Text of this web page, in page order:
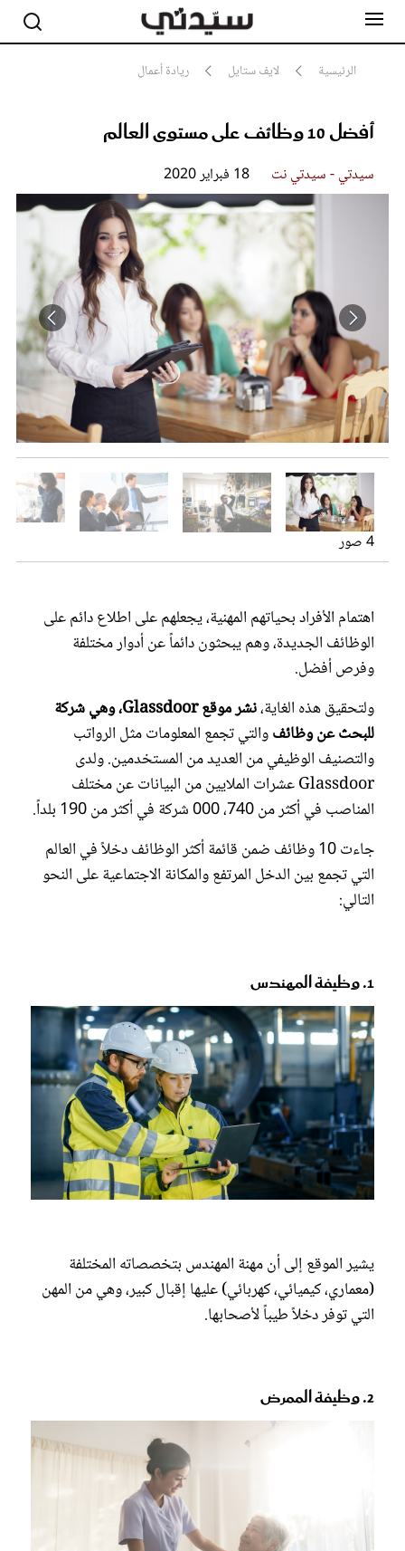
الرئيسية لايف ستايل ريادة أعمال
أفضل 10 وظائف على مستوى العالم
سيدتي - سيدتي نت 18 فبراير 2020
أفضل 10 وظائف على مستوى العالم
أفضل 10 وظائف على مستوى العالم
أفضل 10 وظائف على مستوى العالم
4 صور
اهتمام الأفراد بحياتهم المهنية، يجعلهم على اطلاع دائم على
الوظائف الجديدة، وهم يبحثون دائماً عن أدوار مختلفة
وفرص أفضل.
ولتحقيق هذه الغاية،
نشر موقع Glassdoor، وهي شركة
للبحث عن وظائفوالتي تجمع المعلومات مثل الرواتب
والتصنيف الوظيفي من العديد من المستخدمين. ولدى
Glassdoor عشرات الملايين من البيانات عن مختلف
المناصب في أكثر من 740، 000 شركة في أكثر من 190 بلداً.
جاءت 10 وظائف ضمن قائمة أكثر الوظائف دخلاً في العالم
التي تجمع بين الدخل المرتفع والمكانة الاجتماعية على النحو
التالي:
1. وظيفة المهندس
يشير الموقع إلى أن مهنة المهندس بتخصصاته المختلفة
(معماري، كيميائي، كهربائي) عليها إقبال كبير، وهي من المهن
التي توفر دخلاً طيباً لأصحابها.
2. وظيفة الممرض
مشاهير
جمال
صحة ورشاقة
سيدتي وطفلك
فيديو
مطبخ سيدتي
مقالات الرأي
ستايل
تقارير
عروس سيدتي
غلاف رفمي